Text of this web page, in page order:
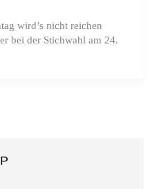
wird’s nicht reichen
bei der Stichwahl am 24.